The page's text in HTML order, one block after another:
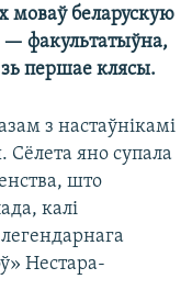
беларускую
— факультатыўна,
першае клясы.
з настаўнікамі
Сёлета яно супала
што
калі
Нестара-